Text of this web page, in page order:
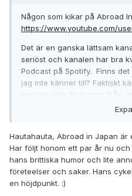
Någon som kikar på Abroad
https://www.youtube.com/
Det är en ganska lättsam
seriöst och kanalen har bra
Podcast på Spotify. Finns
jag inte känner till? Faktiskt
kanaler eller Podcasts ifrån
Hautahauta, Abroad in Japan är
Har följt honom ett par år nu
hans brittiska humor och lite
företeelser och saker. Hans
en höjdpunkt. :)